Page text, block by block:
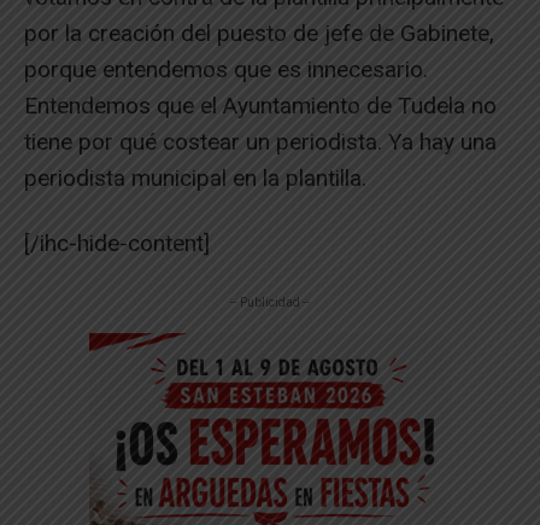
por la creación del puesto de jefe de Gabinete,
porque entendemos que es innecesario.
Entendemos que el Ayuntamiento de Tudela no
tiene por qué costear un periodista. Ya hay una
periodista municipal en la plantilla.
[/ihc-hide-content]
-- Publicidad --